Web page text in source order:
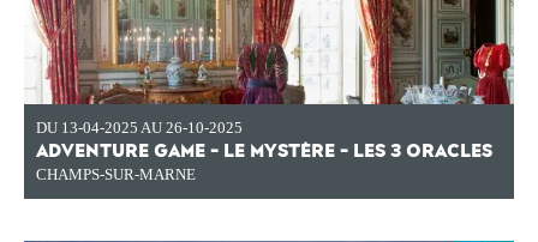
DU 13-04-2025 AU 26-10-2025
ADVENTURE GAME - LE MYSTÈRE - LES 3 ORACLES
CHAMPS-SUR-MARNE